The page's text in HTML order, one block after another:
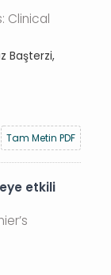
Clinical
Başterzi,
Tam Metin PDF
etkili